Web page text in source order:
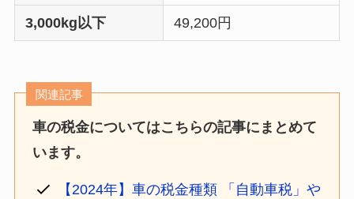
3,000kg以下 49,200円
関連記事
車の税金についてはこちらの記事にまとめて
います。
【2024年】車の税金種類 「自動車税」や